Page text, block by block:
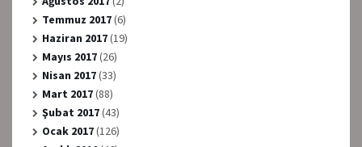
Temmuz 2017(6)
Haziran 2017(19)
Mayıs 2017(26)
Nisan 2017(33)
Mart 2017(88)
Şubat 2017(43)
Ocak 2017(126)